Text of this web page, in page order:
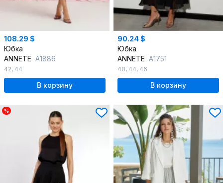
108.29 $
Юбка
ANNETE A1886
42, 44
В корзину
90.24 $
Юбка
ANNETE A1751
40, 44, 46
В корзину
%